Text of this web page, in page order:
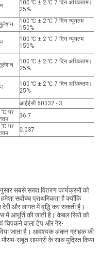
100 ℃ ± 2 ℃ 7 दिन अधिकतम।
25%
100 ℃ ± 2 ℃ 7 दिन न्यूनतम
150%
100 ℃ ± 2 ℃ 7 दिन न्यूनतम
150%
100 ℃ ± 2 ℃ 7 दिन अधिकतम।
25%
100 ℃ ± 2 ℃ 7 दिन अधिकतम।
25%
आईईसी 60332 - 3
℃ पर
36.7
℃ पर
0.037
सबसे सख्त वितरण कार्यक्रमों को
सर्वोच्च प्राथमिकता है क्योंकि
देरी और लागत में वृद्धि कर सकती है।
आपूर्ति की जाती है। केबल सिरों को
चिपकने वाला टेप और गैर-
जाता है। आवश्यक अंकन ग्राहक की
सबूत सामग्री के साथ मुद्रित किया